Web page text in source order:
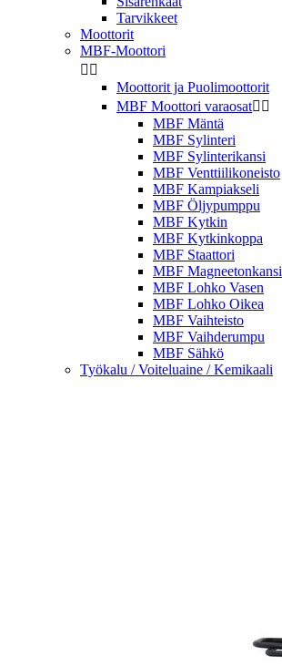
Tarvikkeet
Moottorit
MBF-Moottori
 
Moottorit ja Puolimoottorit
MBF Moottori varaosat 
MBF Mäntä
MBF Sylinteri
MBF Sylinterikansi
MBF Venttiilikoneisto
MBF Kampiakseli
MBF Öljypumppu
MBF Kytkin
MBF Kytkinkoppa
MBF Staattori
MBF Magneetonkansi
MBF Lohko Vasen
MBF Lohko Oikea
MBF Vaihteisto
MBF Vaihderumpu
MBF Sähkö
Työkalu / Voiteluaine / Kemikaali